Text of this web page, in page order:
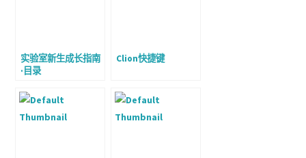
实验室新生成长指南
·目录
Clion快捷键